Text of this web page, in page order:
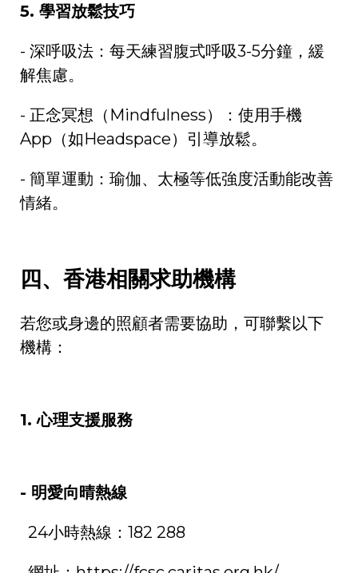
5. 學習放鬆技巧
- 深呼吸法：每天練習腹式呼吸3-5分鐘，緩
解焦慮。
- 正念冥想（ Mindfulness）：使用手機
App （如Headspace）引導放鬆。
- 簡單運動：瑜伽、太極等低強度活動能改善
情緒。
四、香港相關求助機構
若您或身邊的照顧者需要協助，可聯繫以下
機構：
1.心理支援服務
- 明愛向晴熱線
24小時熱線： 182 288